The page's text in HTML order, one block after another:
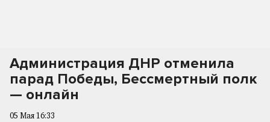
Администрация ДНР отменила
парад Победы, Бессмертный полк
— онлайн
05 Мая 16:33